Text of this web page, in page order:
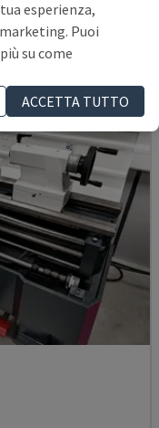
esperienza,
Puoi
su come
ACCETTA TUTTO